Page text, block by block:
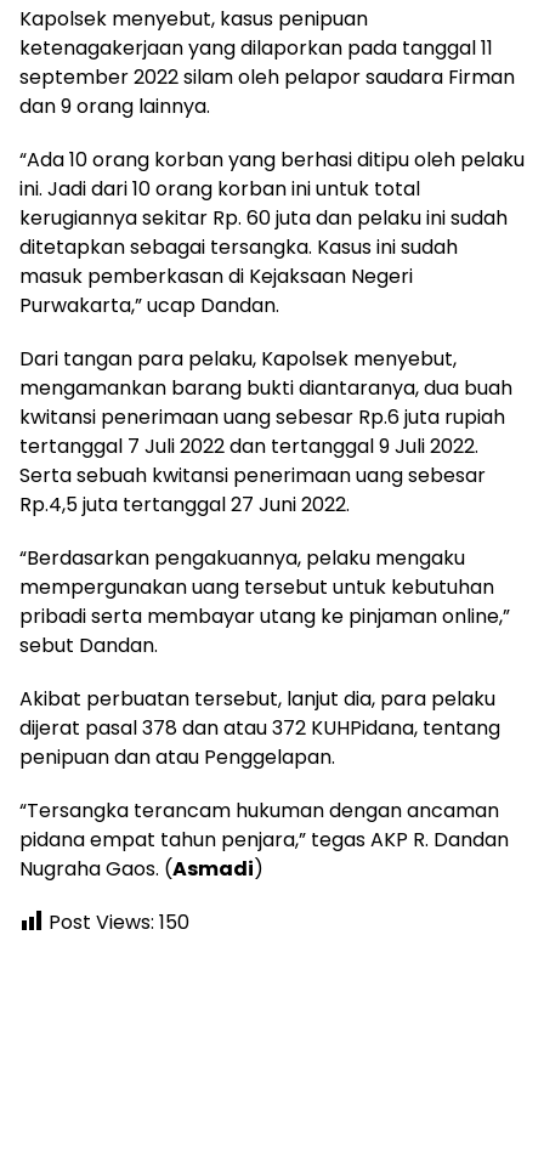
Kapolsek menyebut, kasus penipuan
ketenagakerjaan yang dilaporkan pada tanggal 11
september 2022 silam oleh pelapor saudara Firman
dan 9 orang lainnya.
“Ada 10 orang korban yang berhasi ditipu oleh pelaku
ini. Jadi dari 10 orang korban ini untuk total
kerugiannya sekitar Rp. 60 juta dan pelaku ini sudah
ditetapkan sebagai tersangka. Kasus ini sudah
masuk pemberkasan di Kejaksaan Negeri
Purwakarta,” ucap Dandan.
Dari tangan para pelaku, Kapolsek menyebut,
mengamankan barang bukti diantaranya, dua buah
kwitansi penerimaan uang sebesar Rp.6 juta rupiah
tertanggal 7 Juli 2022 dan tertanggal 9 Juli 2022.
Serta sebuah kwitansi penerimaan uang sebesar
Rp.4,5 juta tertanggal 27 Juni 2022.
“Berdasarkan pengakuannya, pelaku mengaku
mempergunakan uang tersebut untuk kebutuhan
pribadi serta membayar utang ke pinjaman online,”
sebut Dandan.
Akibat perbuatan tersebut, lanjut dia, para pelaku
dijerat pasal 378 dan atau 372 KUHPidana, tentang
penipuan dan atau Penggelapan.
“Tersangka terancam hukuman dengan ancaman
pidana empat tahun penjara,” tegas AKP R. Dandan
Nugraha Gaos. (Asmadi)
Post Views: 150